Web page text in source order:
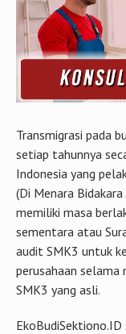
Transmigrasi pada
setiap tahunnya
Indonesia yang
(Di Menara
memiliki masa
sementara atau
audit SMK3 untuk
perusahaan
SMK3 yang asli.